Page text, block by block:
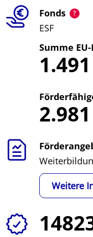
Fonds
ESF
Summe
1.491
2.981
Weitere